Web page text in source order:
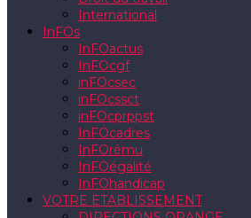
International
InFOs
InFOactus
InFOcgf
inFOcsec
inFOcssct
inFOcprppst
InFOcadres
InFOrému
InFOégalité
InFOhandicap
VOTRE ETABLISSEMENT